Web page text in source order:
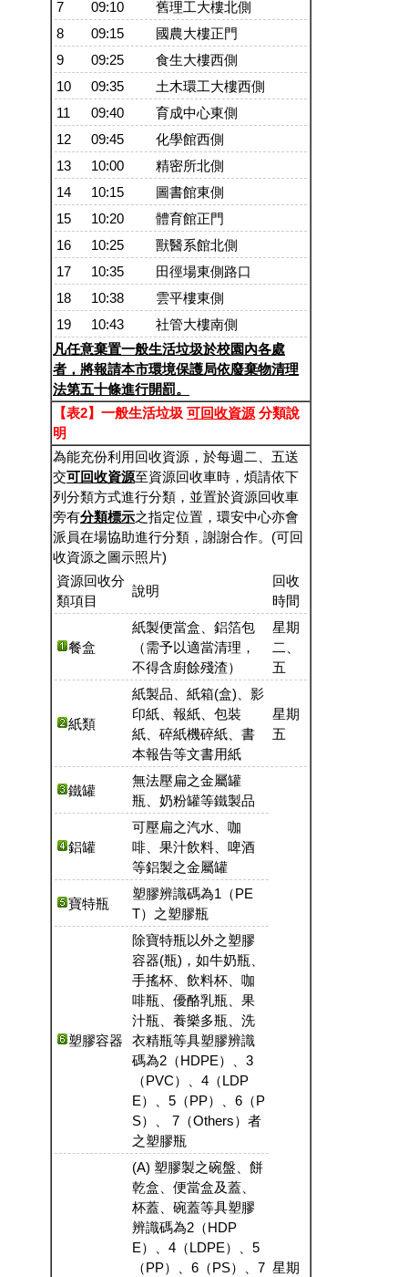
7 09:10
舊理工大樓北側
8
09:15
國農大樓正門
9
09:25
食生大樓西側
10
09:35
土木環工大樓西側
11
09:40
育成中心東側
12
09:45
化學館西側
13
10:00
精密所北側
14
10:15
圖書館東側
15
10:20
體育館正門
16
10:25
獸醫系館北側
17
10:35
田徑場東側路口
18
10:38
雲平樓東側
19
10:43
社管大樓南側
凡任意棄置一般生活垃圾於校園內各處
者，將報請本市環境保護局依廢棄物清理
法第五十條進行開罰。
【表2】一般生活垃圾 可回收資源 分類說
明
為能充份利用回收資源，於每週二、五送
交可回收資源至資源回收車時，煩請依下
列分類方式進行分類，並置於資源回收車
旁有分類標示之指定位置，環安中心亦會
派員在場協助進行分類，謝謝合作。(可回
收資源之圖示照片)
資源回收分
類項目
說明
回收
時間
餐盒
紙製便當盒、鋁箔包
（需予以適當清理，
不得含廚餘殘渣）
星期
二、
五
紙類
紙製品、紙箱(盒)、影
印紙、報紙、包裝
紙、碎紙機碎紙、書
本報告等文書用紙
星期
五
鐵罐
無法壓扁之金屬罐
瓶、奶粉罐等鐵製品
星期
鋁罐
可壓扁之汽水、咖
啡、果汁飲料、啤酒
等鋁製之金屬罐
寶特瓶
塑膠辨識碼為1（PE
T）之塑膠瓶
塑膠容器
除寶特瓶以外之塑膠
容器(瓶)，如牛奶瓶、
手搖杯、飲料杯、咖
啡瓶、優酪乳瓶、果
汁瓶、養樂多瓶、洗
衣精瓶等具塑膠辨識
碼為2（HDPE）、3
（PVC）、4（LDP
E）、5（PP）、6（P
S）、 7（Others）者
之塑膠瓶
(A) 塑膠製之碗盤、餅
乾盒、便當盒及蓋、
杯蓋、碗蓋等具塑膠
辨識碼為2（HDP
E）、4（LDPE）、5
（PP）、6（PS）、7